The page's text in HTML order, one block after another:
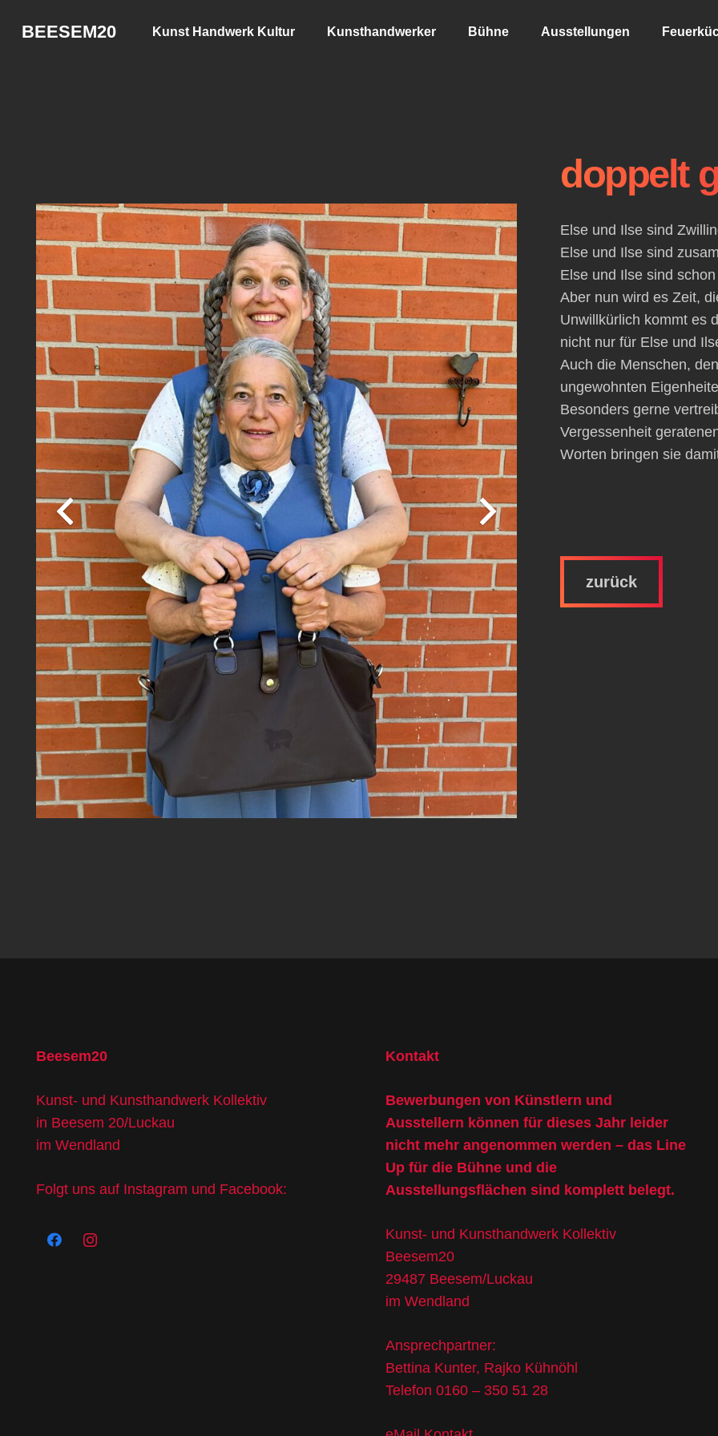
BEESEM20 Kunst Handwerk Kultur Kunsthandwerker Bühne Ausstellungen
doppelt
Else und Ilse sind
Else und Ilse sind
Else und Ilse sind
Aber nun wird es Zeit,
Unwillkürlich kommt es
nicht nur für Else und
Auch die Menschen,
ungewohnten
Besonders gerne
Vergessenheit
Worten bringen sie
zurück
Beesem20
Kunst- und Kunsthandwerk Kollektiv
in Beesem 20/Luckau
im Wendland
Folgt uns auf Instagram und Facebook:
Kontakt
Bewerbungen von Künstlern und
Ausstellern können für dieses Jahr leider
nicht mehr angenommen werden – das Line
Up für die Bühne und die
Ausstellungsflächen sind komplett belegt.
Kunst- und Kunsthandwerk Kollektiv
Beesem20
29487 Beesem/Luckau
im Wendland
Ansprechpartner:
Bettina Kunter, Rajko Kühnöhl
Telefon 0160 – 350 51 28